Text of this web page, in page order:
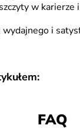
w karierze
i
FAQ